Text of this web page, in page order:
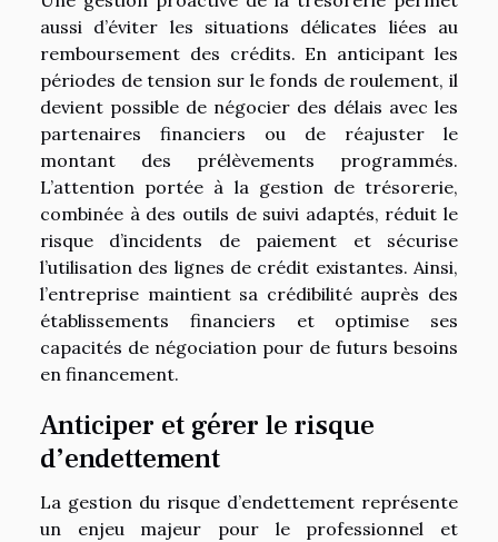
aussi d’éviter les situations délicates liées au
remboursement des crédits. En anticipant les
périodes de tension sur le fonds de roulement, il
devient possible de négocier des délais avec les
partenaires financiers ou de réajuster le
montant des prélèvements programmés.
L’attention portée à la gestion de trésorerie,
combinée à des outils de suivi adaptés, réduit le
risque d’incidents de paiement et sécurise
l’utilisation des lignes de crédit existantes. Ainsi,
l’entreprise maintient sa crédibilité auprès des
établissements financiers et optimise ses
capacités de négociation pour de futurs besoins
en financement.
Anticiper et gérer le risque
d’endettement
La gestion du risque d’endettement représente
un enjeu majeur pour le professionnel et